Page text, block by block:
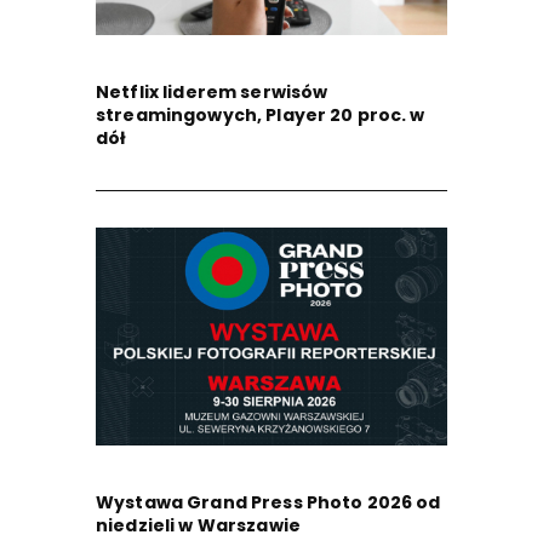
Netflix liderem serwisów
streamingowych, Player 20 proc. w
dół
Wystawa Grand Press Photo 2026 od
niedzieli w Warszawie